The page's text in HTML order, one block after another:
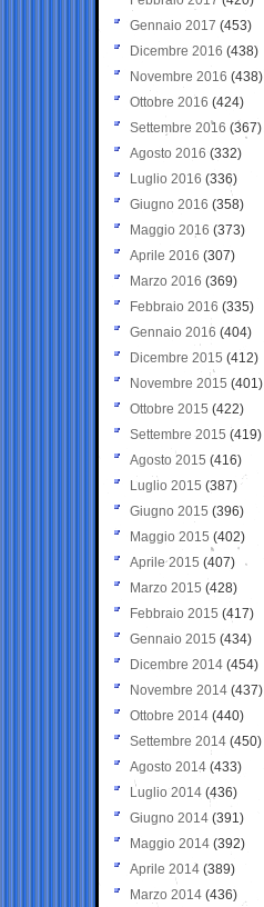
Gennaio 2017 (453)
Dicembre 2016 (438)
Novembre 2016 (438)
Ottobre 2016 (424)
Settembre 2016 (367)
Agosto 2016 (332)
Luglio 2016 (336)
Giugno 2016 (358)
Maggio 2016 (373)
Aprile 2016 (307)
Marzo 2016 (369)
Febbraio 2016 (335)
Gennaio 2016 (404)
Dicembre 2015 (412)
Novembre 2015 (401)
Ottobre 2015 (422)
Settembre 2015 (419)
Agosto 2015 (416)
Luglio 2015 (387)
Giugno 2015 (396)
Maggio 2015 (402)
Aprile 2015 (407)
Marzo 2015 (428)
Febbraio 2015 (417)
Gennaio 2015 (434)
Dicembre 2014 (454)
Novembre 2014 (437)
Ottobre 2014 (440)
Settembre 2014 (450)
Agosto 2014 (433)
Luglio 2014 (436)
Giugno 2014 (391)
Maggio 2014 (392)
Aprile 2014 (389)
Marzo 2014 (436)